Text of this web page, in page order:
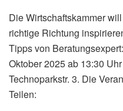
Die Wirtschaftskammer
richtige Richtung
Tipps von
Oktober 2025 ab 13:30
Technoparkstr. 3. Die
Teilen: